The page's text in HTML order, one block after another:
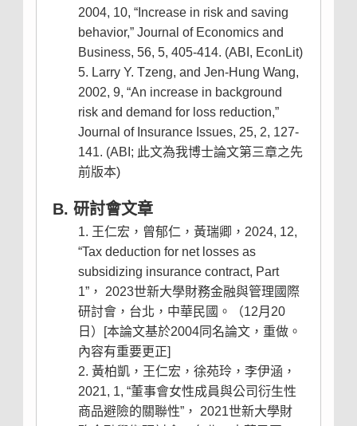
2004, 10, “Increase in risk and saving
behavior,” Journal of Economics and
Business, 56, 5, 405-414. (ABI, EconLit)
Larry Y. Tzeng, and Jen-Hung Wang,
2002, 9, “An increase in background
risk and demand for loss reduction,”
Journal of Insurance Issues, 25, 2, 127-
141. (ABI; 此文為我博士論文第三章之先
前版本)
B. 研討會文章
王仁宏，曾郁仁，黃瑞卿，2024, 12,
“Tax deduction for net losses as
subsidizing insurance contract, Part
1”， 2023世新大學財務金融與管理國際
研討會，台北，中華民國。（12月20
日）[本論文基於2004同名論文，重做。
內容有重要更正]
黃柏凱，王仁宏，徐苑玲，李伊涵，
2021, 1, “董事會女性成員與公司衍生性
商品避險的關聯性”， 2021世新大學財